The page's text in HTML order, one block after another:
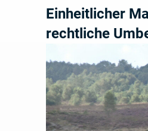
Einheitlicher
rechtliche